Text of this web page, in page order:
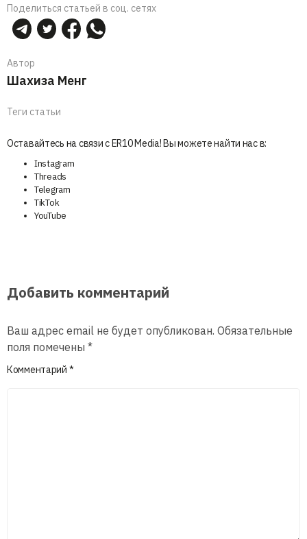
Поделиться статьей в соц. сетях
Автор
Шахиза Менг
Теги статьи
Оставайтесь на связи с ER10 Media! Вы можете найти нас в:
Instagram
Threads
Telegram
TikTok
YouTube
Добавить комментарий
Ваш адрес email не будет опубликован. Обязательные
поля помечены *
Комментарий *